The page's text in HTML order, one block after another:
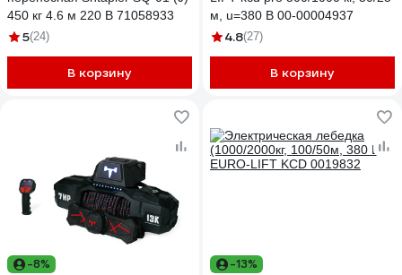
450 кг 4.6 м 220 В 71058933
5(24)
В корзину
м, u=380 В 00-00004937
4.8(27)
В корзину
-8% -13%